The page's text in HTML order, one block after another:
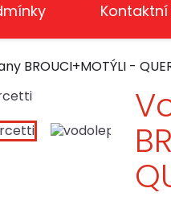
BROUCI+MOTÝLI -